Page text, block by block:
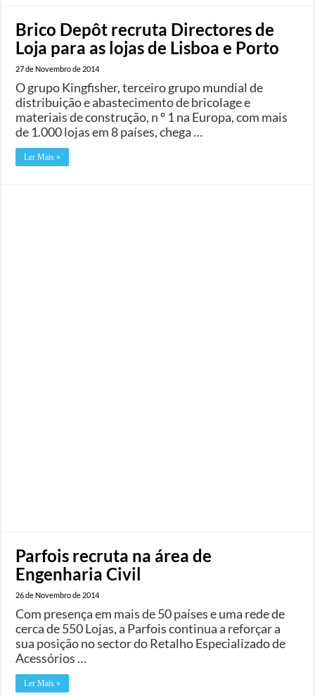
Brico Depôt recruta Directores de
Loja para as lojas de Lisboa e Porto
27 de Novembro de 2014
O grupo Kingfisher, terceiro grupo mundial de
distribuição e abastecimento de bricolage e
materiais de construção, n º 1 na Europa, com mais
de 1.000 lojas em 8 países, chega …
Ler Mais »
Parfois recruta na área de
Engenharia Civil
26 de Novembro de 2014
Com presença em mais de 50 países e uma rede de
cerca de 550 Lojas, a Parfois continua a reforçar a
sua posição no sector do Retalho Especializado de
Acessórios …
Ler Mais »